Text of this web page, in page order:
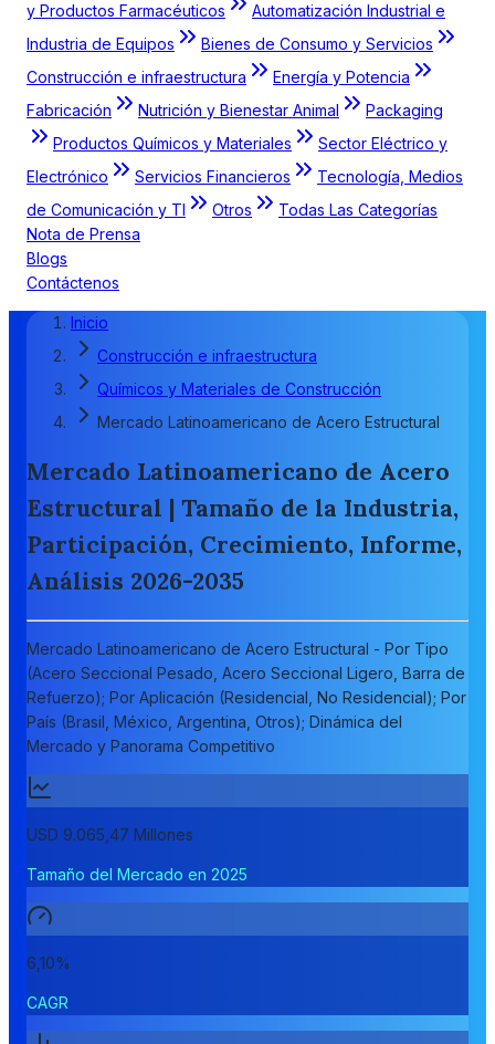
y Productos Farmacéuticos
Automatización Industrial e
Industria de Equipos
Bienes de Consumo y Servicios
Construcción e infraestructura
Energía y Potencia
Fabricación
Nutrición y Bienestar Animal
Packaging
Productos Químicos y Materiales
Sector Eléctrico y
Electrónico
Servicios Financieros
Tecnología, Medios
de Comunicación y TI
Otros
Todas Las Categorías
Nota de Prensa
Blogs
Contáctenos
Inicio
Construcción e infraestructura
Químicos y Materiales de Construcción
Mercado Latinoamericano de Acero Estructural
Mercado Latinoamericano de Acero
Estructural | Tamaño de la Industria,
Participación, Crecimiento, Informe,
Análisis 2026-2035
Mercado Latinoamericano de Acero Estructural - Por Tipo
(Acero Seccional Pesado, Acero Seccional Ligero, Barra de
Refuerzo); Por Aplicación (Residencial, No Residencial); Por
País (Brasil, México, Argentina, Otros); Dinámica del
Mercado y Panorama Competitivo
USD 9.065,47 Millones
Tamaño del Mercado en 2025
6,10%
CAGR